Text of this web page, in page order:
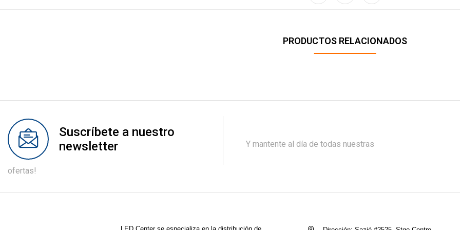
PRODUCTOS RELACIONADOS
Suscríbete a nuestro
newsletter
Y mantente al día de todas nuestras
ofertas!